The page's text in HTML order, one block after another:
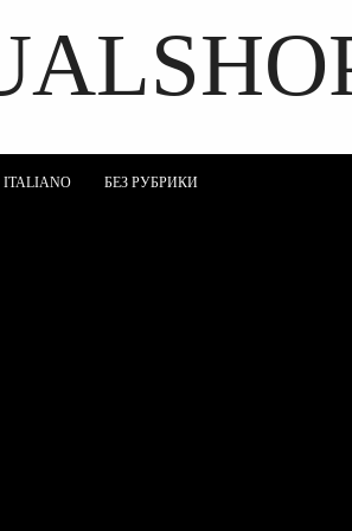
ITALIANO БЕЗ РУБРИКИ